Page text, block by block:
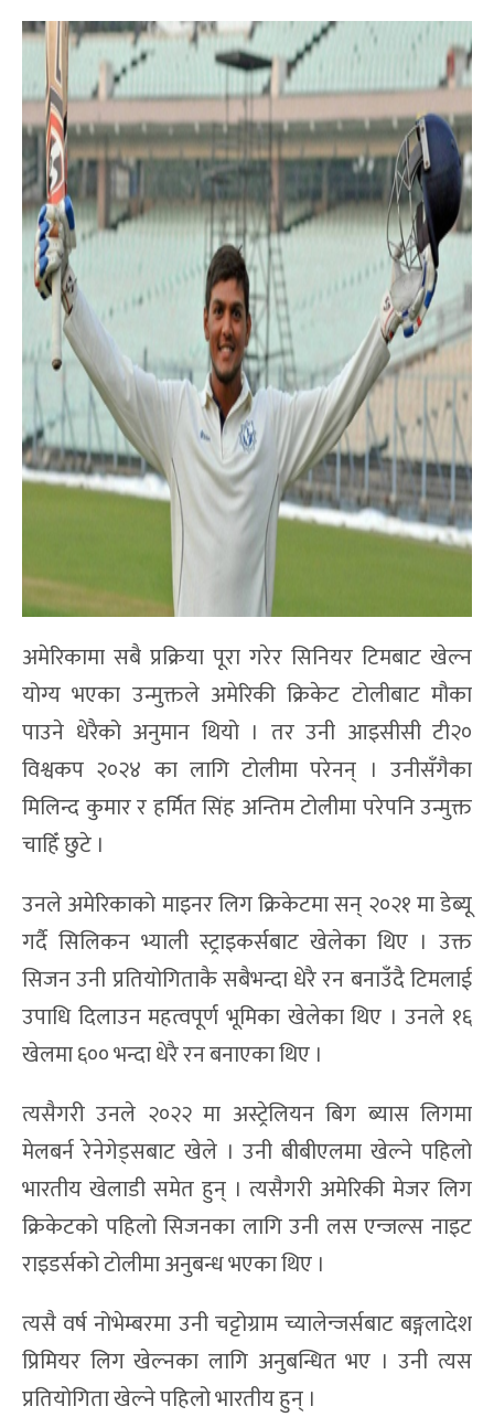
अमेरिकामा सबै प्रक्रिया पूरा गरेर सिनियर टिमबाट खेल्न
योग्य भएका उन्मुक्तले अमेरिकी क्रिकेट टोलीबाट मौका
पाउने धेरैको अनुमान थियो । तर उनी आइसीसी टी२०
विश्वकप २०२४ का लागि टोलीमा परेनन् । उनीसँगैका
मिलिन्द कुमार र हर्मित सिंह अन्तिम टोलीमा परेपनि उन्मुक्त
चाहिँ छुटे ।
उनले अमेरिकाको माइनर लिग क्रिकेटमा सन् २०२१ मा डेब्यू
गर्दै सिलिकन भ्याली स्ट्राइकर्सबाट खेलेका थिए । उक्त
सिजन उनी प्रतियोगिताकै सबैभन्दा धेरै रन बनाउँदै टिमलाई
उपाधि दिलाउन महत्वपूर्ण भूमिका खेलेका थिए । उनले १६
खेलमा ६०० भन्दा धेरै रन बनाएका थिए ।
त्यसैगरी उनले २०२२ मा अस्ट्रेलियन बिग ब्यास लिगमा
मेलबर्न रेनेगेड्सबाट खेले । उनी बीबीएलमा खेल्ने पहिलो
भारतीय खेलाडी समेत हुन् । त्यसैगरी अमेरिकी मेजर लिग
क्रिकेटको पहिलो सिजनका लागि उनी लस एन्जल्स नाइट
राइडर्सको टोलीमा अनुबन्ध भएका थिए ।
त्यसै वर्ष नोभेम्बरमा उनी चट्टोग्राम च्यालेन्जर्सबाट बङ्गलादेश
प्रिमियर लिग खेल्नका लागि अनुबन्धित भए । उनी त्यस
प्रतियोगिता खेल्ने पहिलो भारतीय हुन् ।